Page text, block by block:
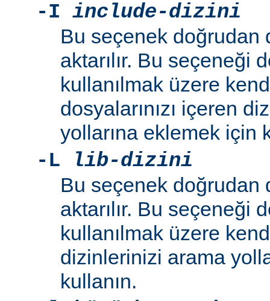
-I include-dizini
Bu seçenek doğrudan
aktarılır. Bu seçeneği
kullanılmak üzere
dosyalarınızı içeren
yollarına eklemek için
-L
lib-dizini
Bu seçenek doğrudan
aktarılır. Bu seçeneği
kullanılmak üzere
dizinlerinizi arama
kullanın.